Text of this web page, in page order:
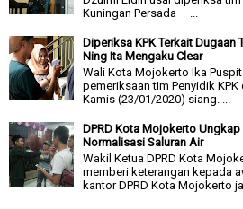
Kuningan Persada – ...
Diperiksa KPK Terkait Dugaan
Ning Ita Mengaku Clear
Wali Kota Mojokerto Ika
pemeriksaan tim Penyidik
Kamis (23/01/2020) siang. ...
DPRD Kota Mojokerto
Normalisasi Saluran Air
Wakil Ketua DPRD Kota
memberi keterangan kepada
kantor DPRD Kota Mojokerto